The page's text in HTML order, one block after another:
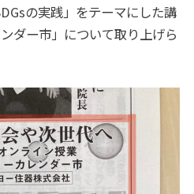
の実践」をテーマにした講
ダー市」について取り上げら